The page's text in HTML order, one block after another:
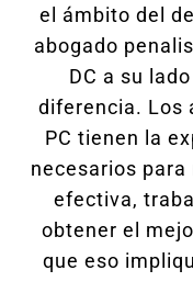
el ámbito del
abogado
DC a su
diferencia. Los
PC tienen la
necesarios para
efectiva,
obtener el
que eso